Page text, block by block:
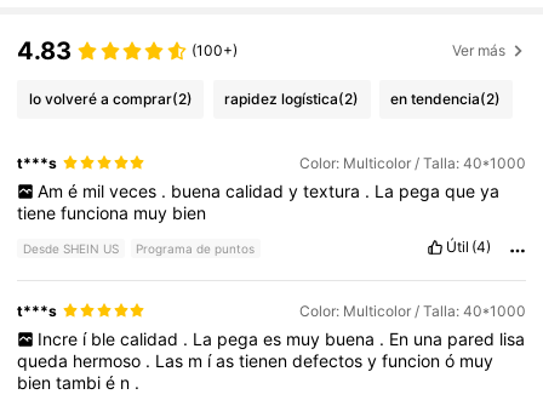
4.83 (100+) Ver más
lo volveré a comprar(2) rapidez logística(2) en tendencia(2)
t***s Color: Multicolor / Talla: 40*1000
Am é mil veces . buena calidad y textura . La pega que ya
tienefunciona muy bien
Desde SHEIN US Programa de puntos Útil (4)
t***s Color: Multicolor / Talla: 40*1000
Incre í ble calidad . La pega es muy buena . En una pared lisa
queda hermoso . Las m íastienendefectosyfuncionó muy
bientambié n .